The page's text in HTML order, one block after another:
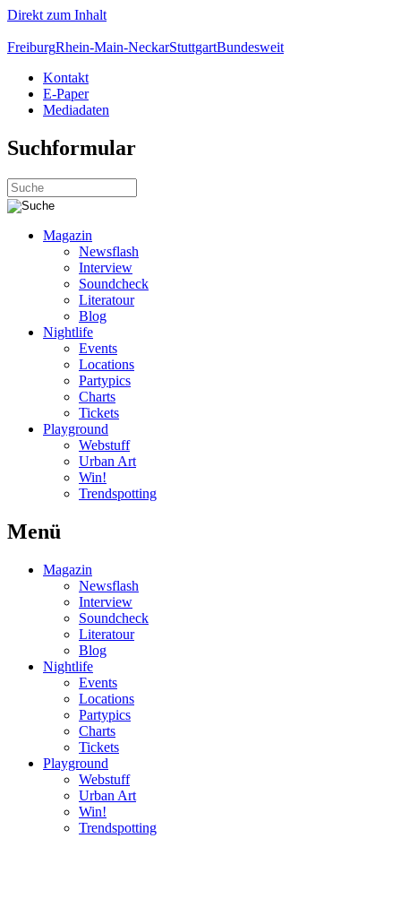
Direkt zum Inhalt
FreiburgRhein-Main-NeckarStuttgartBundesweit
Kontakt
E-Paper
Mediadaten
Suchformular
Magazin
Newsflash
Interview
Soundcheck
Literatour
Blog
Nightlife
Events
Locations
Partypics
Charts
Tickets
Playground
Webstuff
Urban Art
Win!
Trendspotting
Menü
Magazin
Newsflash
Interview
Soundcheck
Literatour
Blog
Nightlife
Events
Locations
Partypics
Charts
Tickets
Playground
Webstuff
Urban Art
Win!
Trendspotting